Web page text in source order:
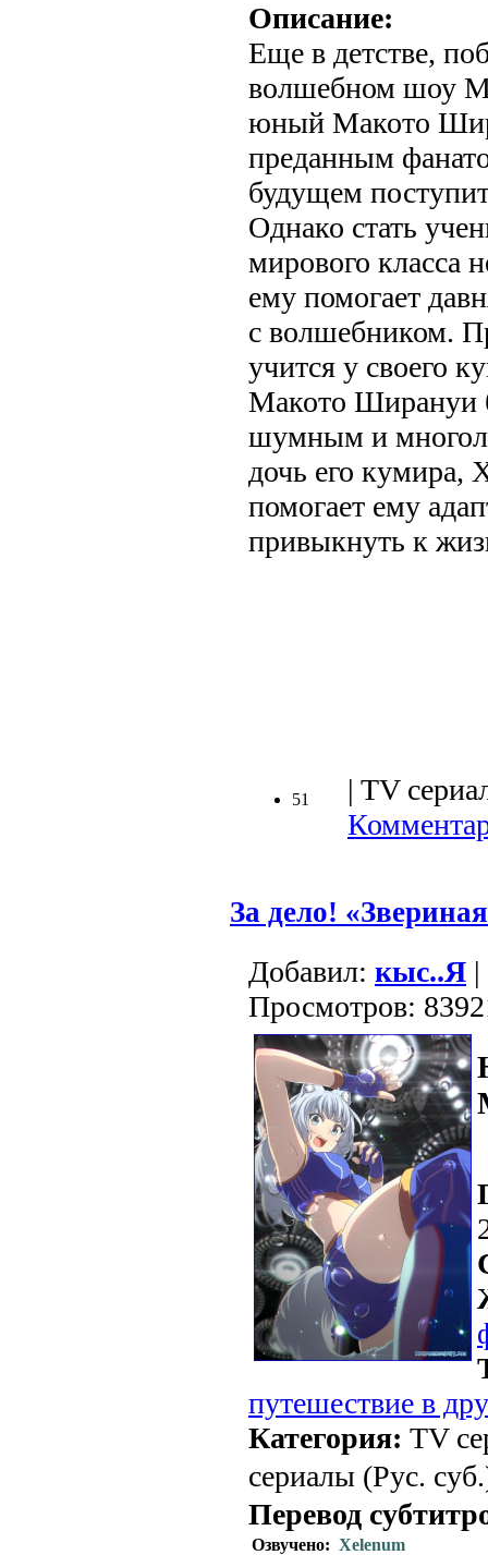
Описание:
Еще в детстве,
волшебном шоу
юный Макото
преданным
будущем
Однако стать
мирового класса
ему помогает
с волшебником.
учится у своего
Макото Ширануи
шумным и
дочь его кумира,
помогает ему
привыкнуть к
51
| TV
За дело!
Добавил: кыс..Я
Просмотров:
путешествие в
Категория: TV
сериалы (Рус.
Перевод
Озвучено: Xelenum